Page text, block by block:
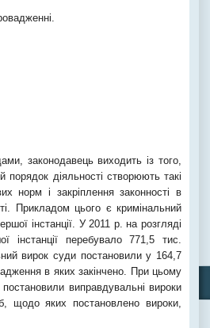
законодавець виходить із того,
діяльності створюють такі
норм і закріплення законності в
Прикладом цього є кримінальний
інстанції. У 2011 р. на розгляді
інстанції перебувало 771,5 тис.
вирок суди постановили у 164,7
в яких закінчено. При цьому
постановили виправдувальні вироки
щодо яких постановлено вироки,